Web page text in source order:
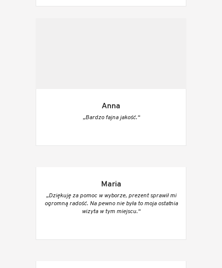
Anna
„Bardzo fajna jakość.“
Maria
„Dziękuję za pomoc w wyborze, prezent sprawił mi
ogromną radość. Na pewno nie była to moja ostatnia
wizyta w tym miejscu.“